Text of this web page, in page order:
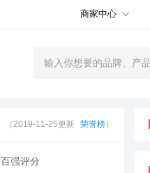
商家中心
（2019-11-25更新 荣誉榜）
百强评分